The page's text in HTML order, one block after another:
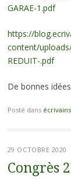
GARAE-1.pdf
https://
content/
REDUIT-.pdf
De bonnes
Posté dans
29 OCTOBRE 2020
Congrès